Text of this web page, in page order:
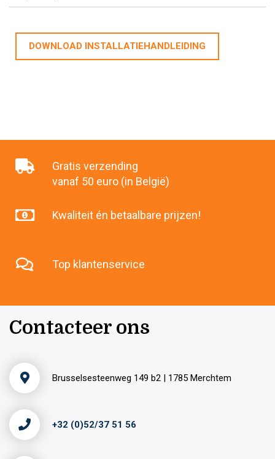
DOWNLOAD INSTALLATIEHANDLEIDING
Gratis verzending
vanaf 50 euro (in België)
Kwaliteit én betaalbare prijzen!
Top klantenservice
Contacteer ons
Brusselsesteenweg 149 b2 | 1785 Merchtem
+32 (0)52/37 51 56